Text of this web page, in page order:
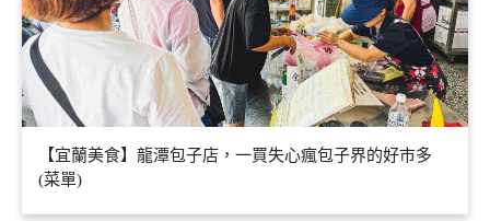
【宜蘭美食】龍潭包子店，一買失心瘋包子界的好市多
(菜單)